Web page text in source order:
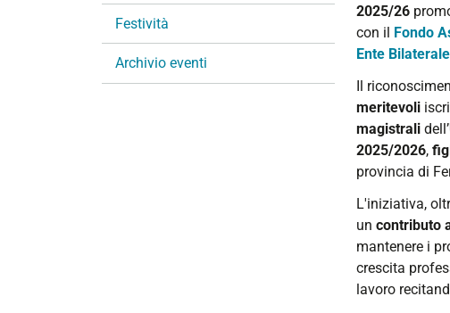
2025-
26
FAVLAF-
EBAT
|
Cerimonia
di
consegna
borse
di
studio
2025/26
2026-
2025/26
con il Fondo
Ente
Il
meritevoli
magistrali dell’
2025/2026,
provincia di
L'iniziativa,
un contributo
mantenere i
crescita
lavoro
Festività
Archivio eventi